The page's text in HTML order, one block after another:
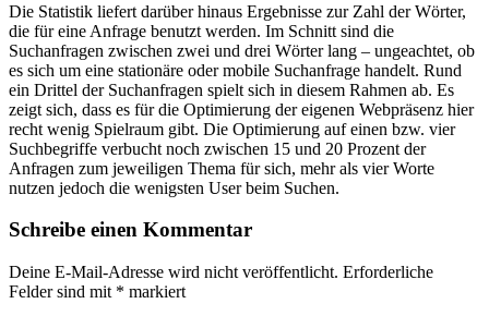
Die Statistik liefert darüber hinaus Ergebnisse zur Zahl der Wörter,
die für eine Anfrage benutzt werden. Im Schnitt sind die
Suchanfragen zwischen zwei und drei Wörter lang – ungeachtet, ob
es sich um eine stationäre oder mobile Suchanfrage handelt. Rund
ein Drittel der Suchanfragen spielt sich in diesem Rahmen ab. Es
zeigt sich, dass es für die Optimierung der eigenen Webpräsenz hier
recht wenig Spielraum gibt. Die Optimierung auf einen bzw. vier
Suchbegriffe verbucht noch zwischen 15 und 20 Prozent der
Anfragen zum jeweiligen Thema für sich, mehr als vier Worte
nutzen jedoch die wenigsten User beim Suchen.
Schreibe einen Kommentar
Deine E-Mail-Adresse wird nicht veröffentlicht. Erforderliche
Felder sind mit * markiert